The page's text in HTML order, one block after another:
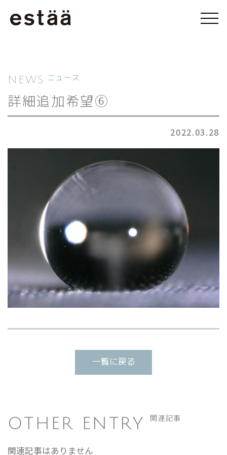
NEWS ニュース
詳細追加希望⑥
2022.03.28
一覧に戻る
OTHER ENTRY 関連記事
関連記事はありません